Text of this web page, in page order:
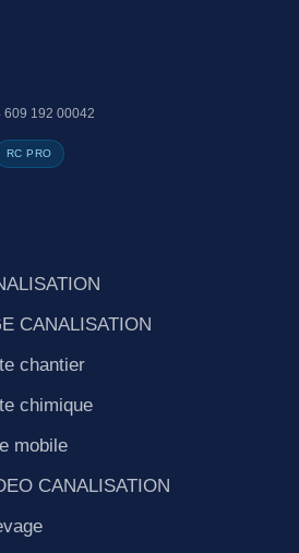
609 192 00042
RC PRO
CANALISATION
chantier
chimique
mobile
CANALISATION